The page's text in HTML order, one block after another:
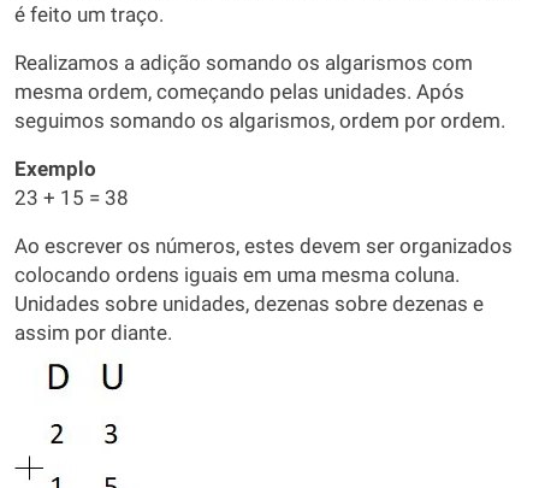
é feito um traço.
Realizamos a adição somando os algarismos com
mesma ordem, começando pelas unidades. Após
seguimos somando os algarismos, ordem por ordem.
Exemplo
23 + 15 = 38
Ao escrever os números, estes devem ser organizados
colocando ordens iguais em uma mesma coluna.
Unidades sobre unidades, dezenas sobre dezenas e
assim por diante.